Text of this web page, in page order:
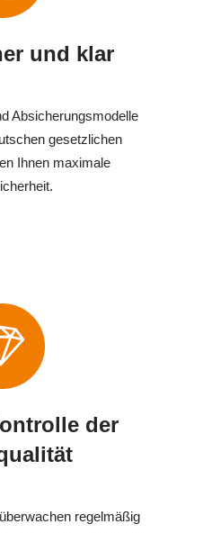
und klar
Absicherungsmodelle
gesetzlichen
Ihnen maximale
der
regelmäßig